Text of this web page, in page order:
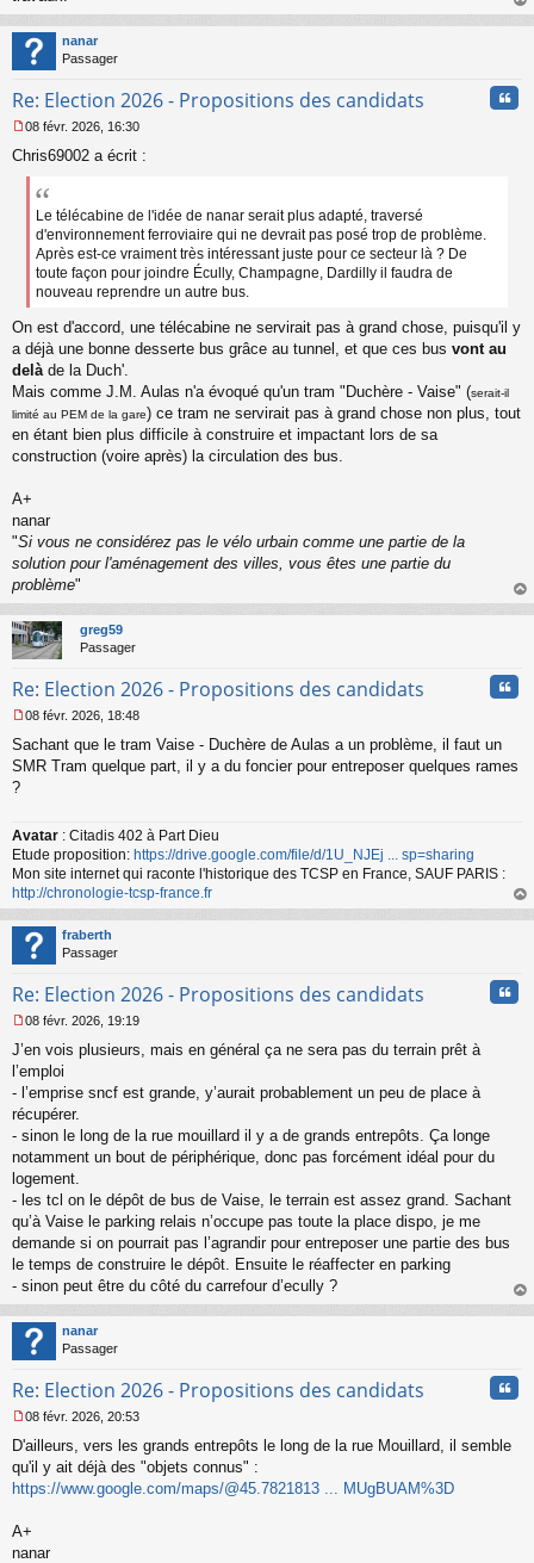
u
au
nanar
Passager
Re: Election 2026 - Propositions des candidats
e
s
u
08 févr. 2026, 16:30
Chris69002 a écrit :
Le télécabine de l'idée de nanar serait plus adapté, traversé
d'environnement ferroviaire qui ne devrait pas posé trop de problème.
Après est-ce vraiment très intéressant juste pour ce secteur là ? De
toute façon pour joindre Écully, Champagne, Dardilly il faudra de
nouveau reprendre un autre bus.
On est d'accord, une télécabine ne servirait pas à grand chose, puisqu'il y
a déjà une bonne desserte bus grâce au tunnel, et que ces bus vont au
delàde la Duch'.
Mais comme J.M. Aulas n'a évoqué qu'un tram "Duchère - Vaise" (serait-il
limité au PEM de la gare) ce tram ne servirait pas à grand chose non plus, tout
en étant bien plus difficile à construire et impactant lors de sa
construction (voire après) la circulation des bus.
A+
nanar
"Si vous ne considérez pas le vélo urbain comme une partie de la
solution pour l'aménagement des villes, vous êtes une partie du
problème"
au
greg59
Passager
Re: Election 2026 - Propositions des candidats
e
s
e
n
o
n
l
u
08 févr. 2026, 18:48
Sachant que le tram Vaise - Duchère de Aulas a un problème, il faut un
SMR Tram quelque part, il y a du foncier pour entreposer quelques rames
?
Avatar : Citadis 402 à Part Dieu
Etude proposition: https://drive.google.com/file/d/1U_NJEj ... sp=sharing
Mon site internet qui raconte l'historique des TCSP en France, SAUF PARIS :
http://chronologie-tcsp-france.fr
au
fraberth
Passager
Re: Election 2026 - Propositions des candidats
e
s
s
g
e
n
o
n
u
08 févr. 2026, 19:19
J’en vois plusieurs, mais en général ça ne sera pas du terrain prêt à
l’emploi
- l’emprise sncf est grande, y’aurait probablement un peu de place à
récupérer.
- sinon le long de la rue mouillard il y a de grands entrepôts. Ça longe
notamment un bout de périphérique, donc pas forcément idéal pour du
logement.
- les tcl on le dépôt de bus de Vaise, le terrain est assez grand. Sachant
qu’à Vaise le parking relais n’occupe pas toute la place dispo, je me
demande si on pourrait pas l’agrandir pour entreposer une partie des bus
le temps de construire le dépôt. Ensuite le réaffecter en parking
- sinon peut être du côté du carrefour d’ecully ?
au
nanar
Passager
Re: Election 2026 - Propositions des candidats
e
s
s
a
e
n
08 févr. 2026, 20:53
D'ailleurs, vers les grands entrepôts le long de la rue Mouillard, il semble
qu'il y ait déjà des "objets connus" :
https://www.google.com/maps/@45.7821813 ... MUgBUAM%3D
A+
nanar